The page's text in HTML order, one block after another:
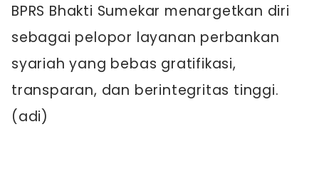
BPRS Bhakti Sumekar menargetkan diri
sebagai pelopor layanan perbankan
syariah yang bebas gratifikasi,
transparan, dan berintegritas tinggi.
(adi)